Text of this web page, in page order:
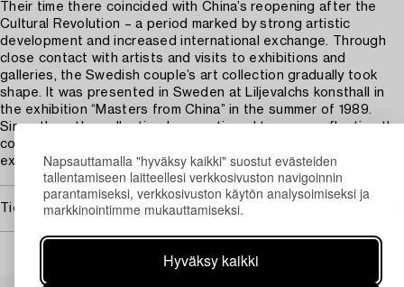
Napsauttamalla "hyväksy kaikki" suostut evästeiden
tallentamiseen laitteellesi verkkosivuston navigoinnin
parantamiseksi, verkkosivuston käytön analysoimiseksi ja
markkinointimme mukauttamiseksi.
Hyväksy kaikki
Their time there coincided with China’s reopening after the
Cultural Revolution – a period marked by strong artistic
development and increased international exchange. Through
close contact with artists and visits to exhibitions and
galleries, the Swedish couple’s art collection gradually took
shape. It was presented in Sweden at Liljevalchs konsthall in
the exhibition “Masters from China” in the summer of 1989.
Since then, the collection has continued to grow, reflecting the
couple’s interest in China’s rich cultural life and diverse artistic
expressions.
Tietoa ostamisesta